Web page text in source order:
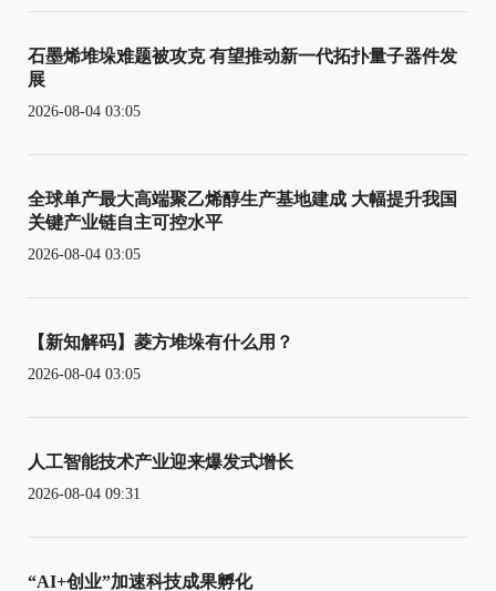
石墨烯堆垛难题被攻克 有望推动新一代拓扑量子器件发
展
2026-08-04 03:05
全球单产最大高端聚乙烯醇生产基地建成 大幅提升我国
关键产业链自主可控水平
2026-08-04 03:05
【新知解码】菱方堆垛有什么用？
2026-08-04 03:05
人工智能技术产业迎来爆发式增长
2026-08-04 09:31
“AI+创业”加速科技成果孵化